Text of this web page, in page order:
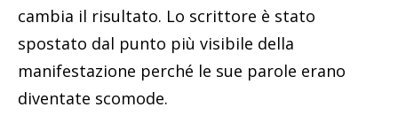
cambia il risultato. Lo scrittore è stato
spostato dal punto più visibile della
manifestazione perché le sue parole erano
diventate scomode.